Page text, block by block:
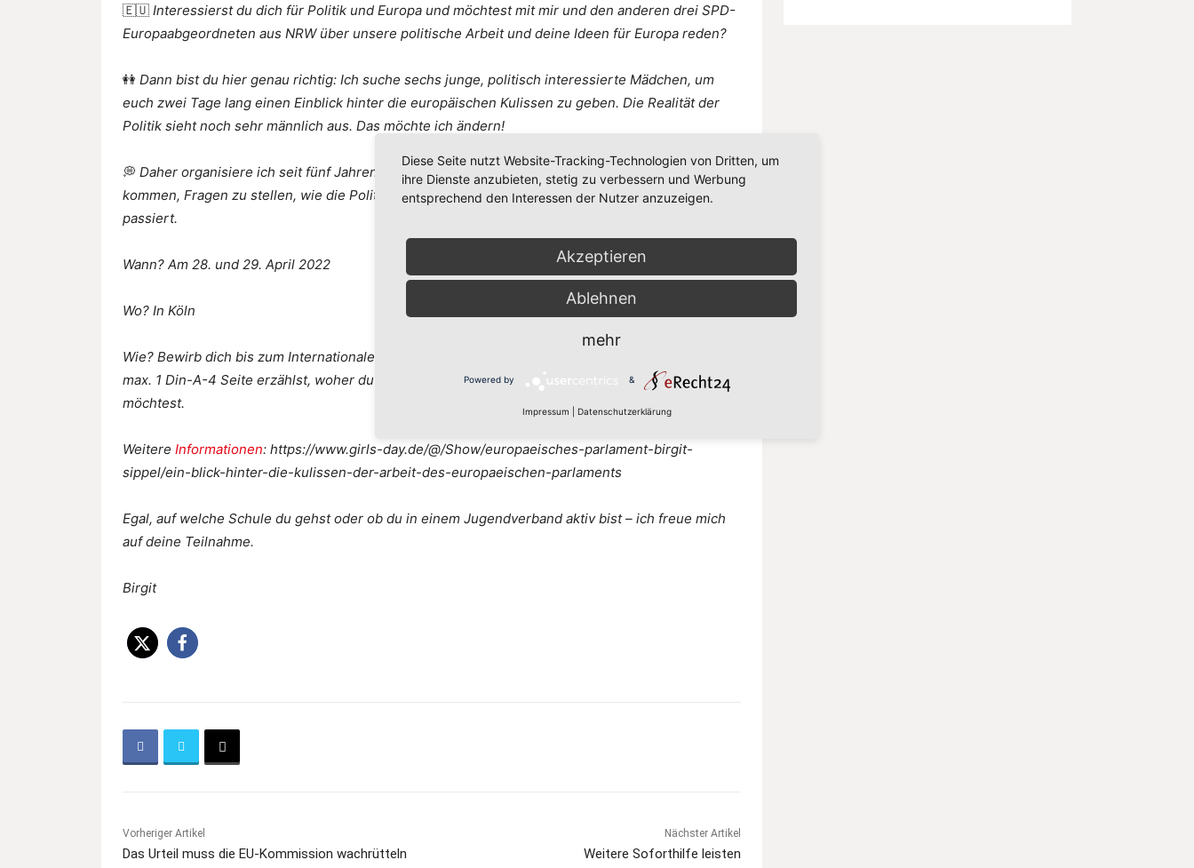
🇪🇺 Interessierst du dich für Politik und Europa und möchtest mit mir und den anderen drei SPD-
Europaabgeordneten aus NRW über unsere politische Arbeit und deine Ideen für Europa reden?
👭 Dann bist du hier genau richtig: Ich suche sechs junge, politisch interessierte Mädchen, um
euch zwei Tage lang einen Einblick hinter die europäischen Kulissen zu geben. Die Realität der
Politik sieht noch sehr männlich aus. Das möchte ich ändern!
💭 Daher organisiere ich seit fünf Jahren den Girls Day und lade Mädchen ein ins Gespräch zu
kommen, Fragen zu stellen, wie die Politik eigentlich so abläuft, was in Brüssel oder Straßburg
passiert.
Wann? Am 28. und 29. April 2022
Wo? In Köln
Wie? Bewirb dich bis zum Internationalen Frauentag, also Dienstag, der 8. März 2022, indem du in
max. 1 Din-A-4 Seite erzählst, woher du kommst, was dich interessiert und warum du teilnehmen
möchtest.
Weitere Informationen: https://www.girls-day.de/@/Show/europaeisches-parlament-birgit-
sippel/ein-blick-hinter-die-kulissen-der-arbeit-des-europaeischen-parlaments
Egal, auf welche Schule du gehst oder ob du in einem Jugendverband aktiv bist – ich freue mich
auf deine Teilnahme.
Birgit
Vorheriger Artikel
Das Urteil muss die EU-Kommission wachrütteln
Nächster Artikel
Weitere Soforthilfe leisten
Diese Seite nutzt Website-Tracking-Technologien von Dritten, um
ihre Dienste anzubieten, stetig zu verbessern und Werbung
entsprechend den Interessen der Nutzer anzuzeigen.
Akzeptieren
Ablehnen
mehr
Powered by &
Impressum Datenschutzerklärung